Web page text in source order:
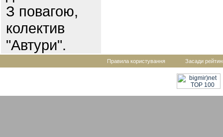
З повагою,
колектив
"Автури".
Правила користування Засади